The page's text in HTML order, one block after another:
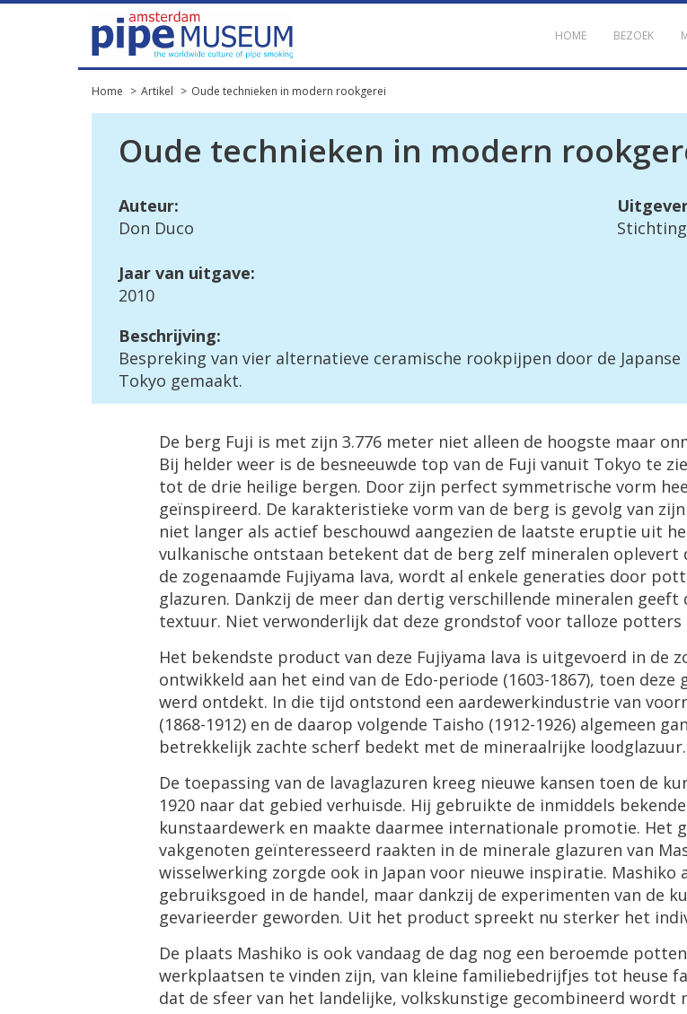
HOME BEZOEK
Home Artikel Oude technieken in modern rookgerei
Oude technieken in modern
Auteur:
Don Duco
Jaar van uitgave:
2010
Beschrijving:
Bespreking van vier alternatieve ceramische rookpijpen door de
Tokyo gemaakt.
De berg Fuji is met zijn 3.776 meter niet alleen de hoogste maar
Bij helder weer is de besneeuwde top van de Fuji vanuit Tokyo te
tot de drie heilige bergen. Door zijn perfect symmetrische vorm
geïnspireerd. De karakteristieke vorm van de berg is gevolg van
niet langer als actief beschouwd aangezien de laatste eruptie uit
vulkanische ontstaan betekent dat de berg zelf mineralen
de zogenaamde Fujiyama lava, wordt al enkele generaties door
glazuren. Dankzij de meer dan dertig verschillende mineralen
textuur. Niet verwonderlijk dat deze grondstof voor talloze potters
Het bekendste product van deze Fujiyama lava is uitgevoerd in de
ontwikkeld aan het eind van de Edo-periode (1603-1867), toen
werd ontdekt. In die tijd ontstond een aardewerkindustrie van
(1868-1912) en de daarop volgende Taisho (1912-1926) algemeen
betrekkelijk zachte scherf bedekt met de mineraalrijke loodglazuur.
De toepassing van de lavaglazuren kreeg nieuwe kansen toen de
1920 naar dat gebied verhuisde. Hij gebruikte de inmiddels
kunstaardewerk en maakte daarmee internationale promotie. Het
vakgenoten geïnteresseerd raakten in de minerale glazuren van
wisselwerking zorgde ook in Japan voor nieuwe inspiratie. Mashiko
gebruiksgoed in de handel, maar dankzij de experimenten van de
gevarieerder geworden. Uit het product spreekt nu sterker het
De plaats Mashiko is ook vandaag de dag nog een beroemde
werkplaatsen te vinden zijn, van kleine familiebedrijfjes tot heuse
dat de sfeer van het landelijke, volkskunstige gecombineerd wordt